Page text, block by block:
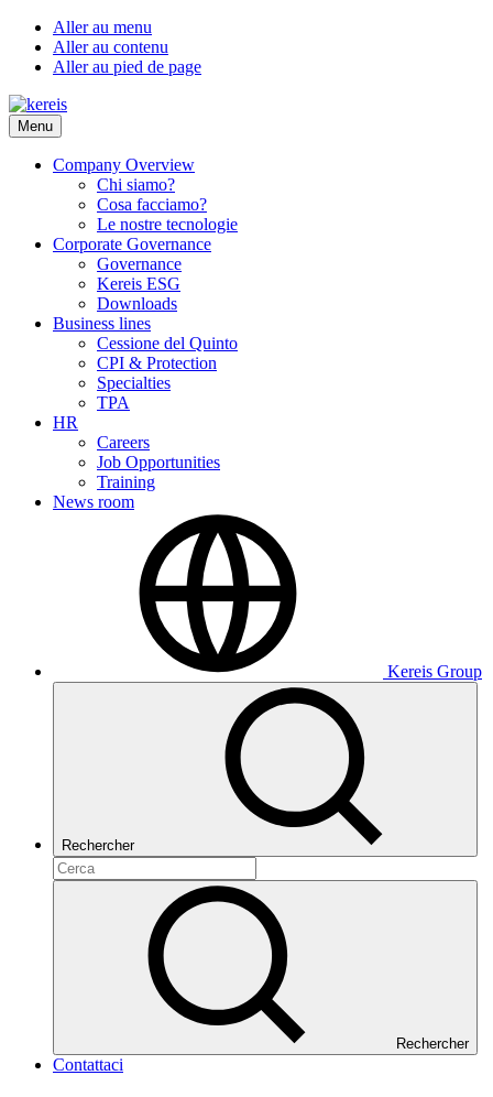
Aller au menu
Aller au contenu
Aller au pied de page
Menu
Company Overview
Chi siamo?
Cosa facciamo?
Le nostre tecnologie
Corporate Governance
Governance
Kereis ESG
Downloads
Business lines
Cessione del Quinto
CPI & Protection
Specialties
TPA
HR
Careers
Job Opportunities
Training
News room
Kereis Group
Rechercher
Rechercher
Contattaci